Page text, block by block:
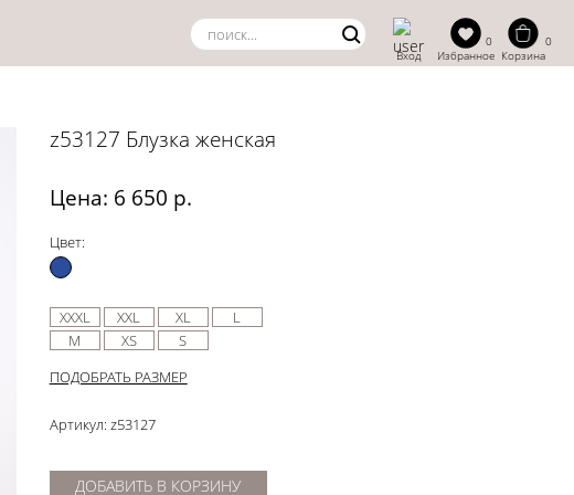
z53127 Блузка женская
Цена: 6 650 р.
Цвет:
XXXL XXL XL
L
M
XS
S
ПОДОБРАТЬ РАЗМЕР
Артикул: z53127
ДОБАВИТЬ В КОРЗИНУ
Вход
0
Избранное
0
Корзина